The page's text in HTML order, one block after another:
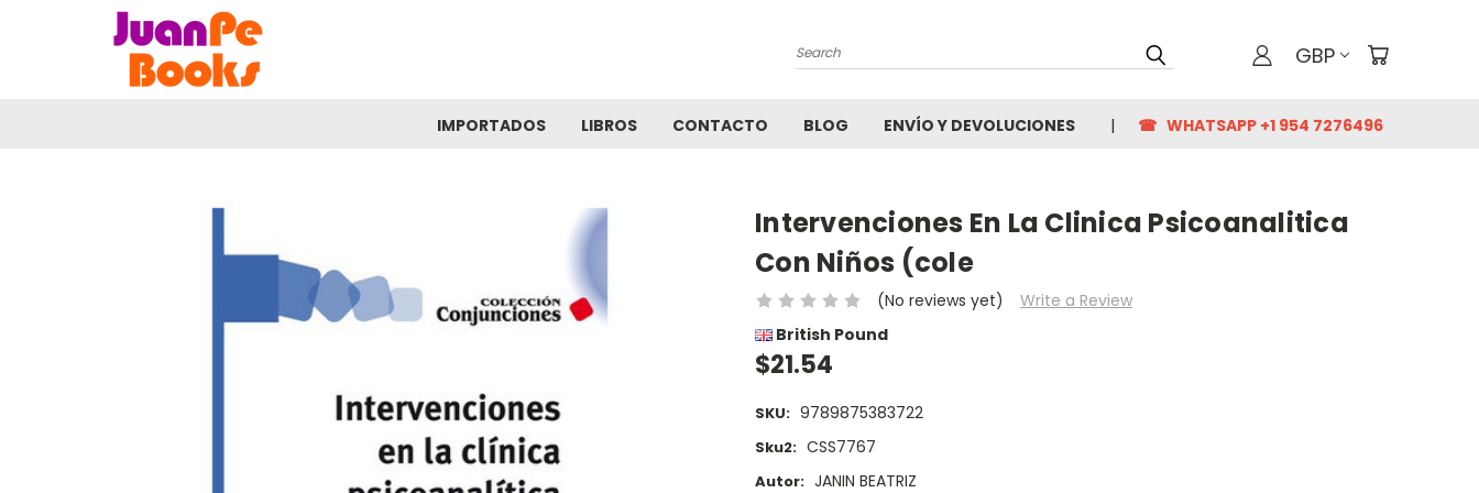
Search GBP
IMPORTADOS LIBROS CONTACTO BLOG ENVÍO Y DEVOLUCIONES ☎ WHATSAPP +1 954 7276496
Intervenciones En La Clinica Psicoanalitica
Con Niños (cole
(No reviews yet)
Write a Review
British Pound
$21.54
SKU: 9789875383722
Sku2: CSS7767
Autor: JANIN BEATRIZ